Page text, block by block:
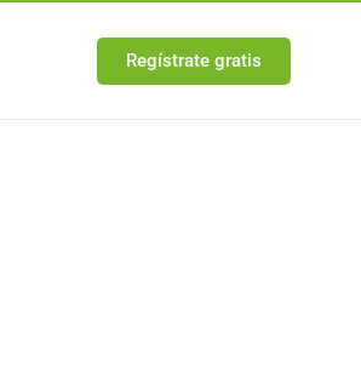
Regístrate gratis